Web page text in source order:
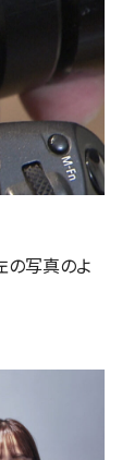
の写真のよ